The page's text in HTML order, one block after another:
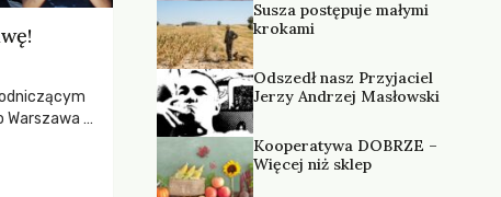
Warszawa i
Susza postępuje małymi
krokami
Odszedł nasz Przyjaciel
Jerzy Andrzej Masłowski
Kooperatywa DOBRZE –
Więcej niż sklep